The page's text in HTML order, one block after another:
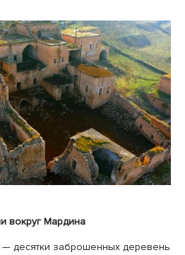
вокруг Мардина
— десятки заброшенных деревень